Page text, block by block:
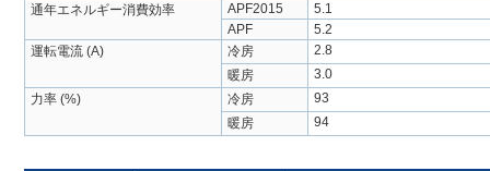
通年エネルギー消費効率
APF2015
5.1
APF
5.2
運転電流 (A)
冷房
2.8
暖房
3.0
力率 (%)
冷房
93
暖房
94